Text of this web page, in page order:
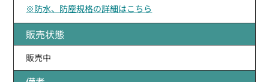
※防水、防塵規格の詳細はこちら
販売状態
販売中